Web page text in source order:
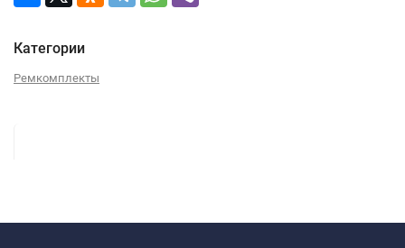
Категории
Ремкомплекты